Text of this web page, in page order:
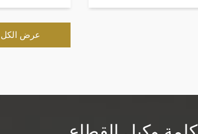
عرض الكل